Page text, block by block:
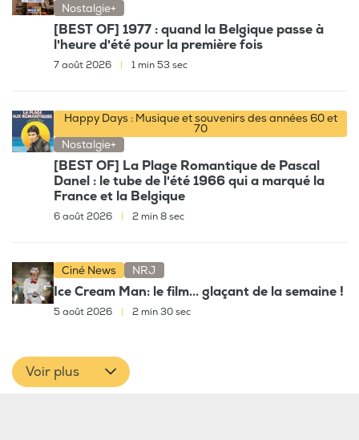
Nostalgie+
[BEST OF] 1977 : quand la Belgique passe à
l'heure d'été pour la première fois
7 août 2026 1 min 53 sec
Happy Days : Musique et souvenirs des années 60 et
70
Nostalgie+
[BEST OF] La Plage Romantique de Pascal
Danel : le tube de l'été 1966 qui a marqué la
France et la Belgique
6 août 2026 2 min 8 sec
Ciné News NRJ
Ice Cream Man: le film... glaçant de la semaine !
5 août 2026 2 min 30 sec
Voir plus